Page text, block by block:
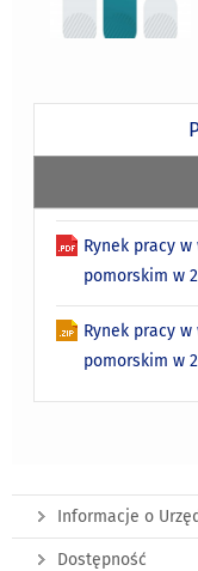
Rynek pracy
pomorskim w
Rynek pracy
pomorskim w
Informacje o
Dostępność